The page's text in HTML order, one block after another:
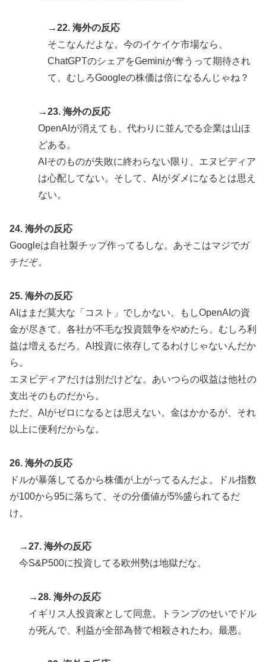
→22. 海外の反応
そこなんだよな。今のイケイケ市場なら、
ChatGPTのシェアをGeminiが奪うって期待され
て、むしろGoogleの株価は倍になるんじゃね？
→23. 海外の反応
OpenAIが消えても、代わりに並んでる企業は山ほ
どある。
AIそのものが失敗に終わらない限り、エヌビディア
は心配してない。そして、AIがダメになるとは思え
ない。
24. 海外の反応
Googleは自社製チップ作ってるしな。あそこはマジでガ
チだぞ。
25. 海外の反応
AIはまだ莫大な「コスト」でしかない。もしOpenAIの資
金が尽きて、各社が不毛な投資競争をやめたら、むしろ利
益は増えるだろ。AI投資に依存してるわけじゃないんだか
ら。
エヌビディアだけは別だけどな。あいつらの収益は他社の
支出そのものだから。
ただ、AIがゼロになるとは思えない。金はかかるが、それ
以上に便利だからな。
26. 海外の反応
ドルが暴落してるから株価が上がってるんだよ。ドル指数
が100から95に落ちて、その分価値が5%盛られてるだ
け。
→27. 海外の反応
今S&P500に投資してる欧州勢は地獄だな。
→28. 海外の反応
イギリス人投資家として同意。トランプのせいでドル
が死んで、利益が全部為替で相殺されたわ。最悪。